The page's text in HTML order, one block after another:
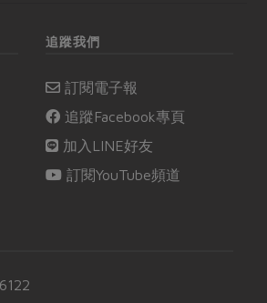
追蹤我們
訂閱電子報
追蹤Facebook專頁
加入LINE好友
訂閱YouTube頻道